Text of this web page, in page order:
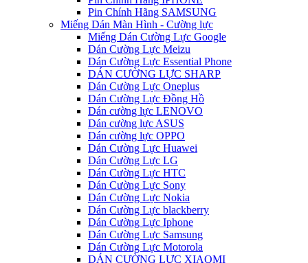
Pin Chính Hãng SAMSUNG
Miếng Dán Màn Hình - Cường lực
Miếng Dán Cường Lực Google
Dán Cường Lực Meizu
Dán Cường Lực Essential Phone
DÁN CƯỜNG LỰC SHARP
Dán Cường Lực Oneplus
Dán Cường Lực Đồng Hồ
Dán cường lực LENOVO
Dán cường lực ASUS
Dán cường lực OPPO
Dán Cường Lực Huawei
Dán Cường Lực LG
Dán Cường Lực HTC
Dán Cường Lực Sony
Dán Cường Lực Nokia
Dán Cường Lực blackberry
Dán Cường Lực Iphone
Dán Cường Lực Samsung
Dán Cường Lực Motorola
DÁN CƯỜNG LỰC XIAOMI